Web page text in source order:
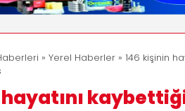
» Yerel Haberler » 146 kişinin